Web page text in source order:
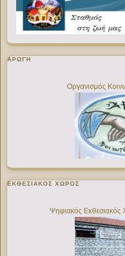
ΑΡΩΓΗ
Οργανισμός
ΕΚΘΕΣΙΑΚΌΣ ΧΏΡΟΣ
Ψηφιακός Εκθεσιακός